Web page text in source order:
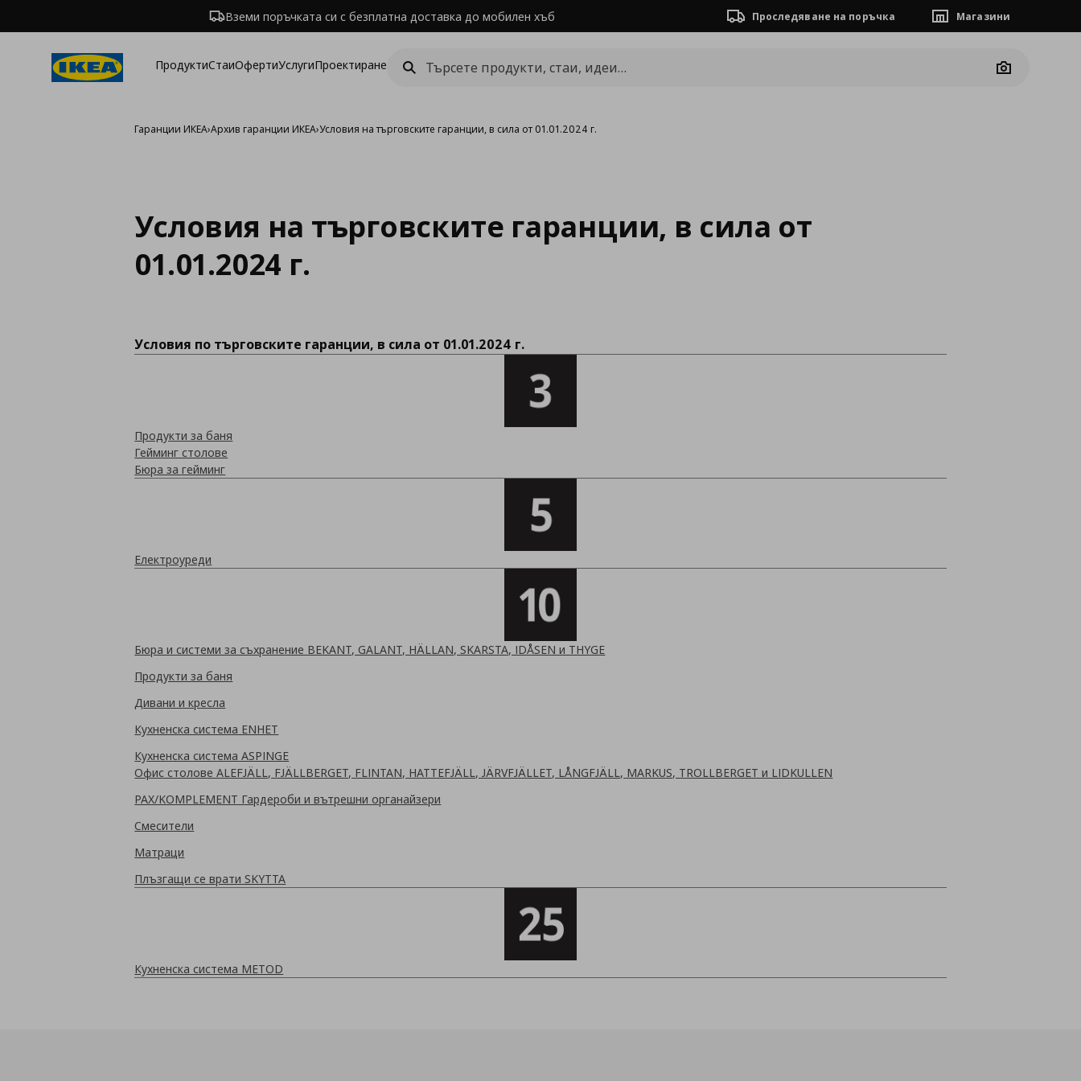
Вземи поръчката си с безплатна доставка до мобилен хъб Проследяване на поръчка Магазини
ПродуктиСтаиОфертиУслугиПроектиране
Camera
Гаранции ИКЕА›Архив гаранции ИКЕА›Условия на търговските гаранции, в сила от 01.01.2024 г.
Условия на търговските гаранции, в сила от
01.01.2024 г.
Условия по търговските гаранции, в сила от 01.01.2024 г.
Продукти за баня
Гейминг столове
Бюра за гейминг
Електроуреди
Бюра и системи за съхранение BEKANT, GALANT, HÄLLAN, SKARSTA, IDÅSEN и THYGE
Продукти за баня
Дивани и кресла
Кухненска система ENHET
Кухненска система ASPINGE
Офис столове ALEFJÄLL, FJÄLLBERGET, FLINTAN, HATTEFJÄLL, JÄRVFJÄLLET, LÅNGFJÄLL, MARKUS, TROLLBERGET и LIDKULLEN
PAX/KOMPLEMENT Гардероби и вътрешни органайзери
Смесители
Матраци
Плъзгащи се врати SKYTTA
Кухненска система METOD